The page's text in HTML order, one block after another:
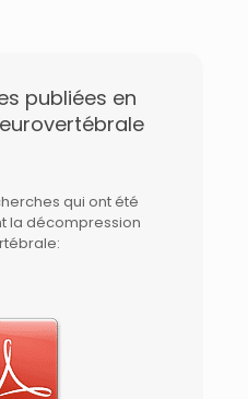
publiées en
qui ont été
la décompression